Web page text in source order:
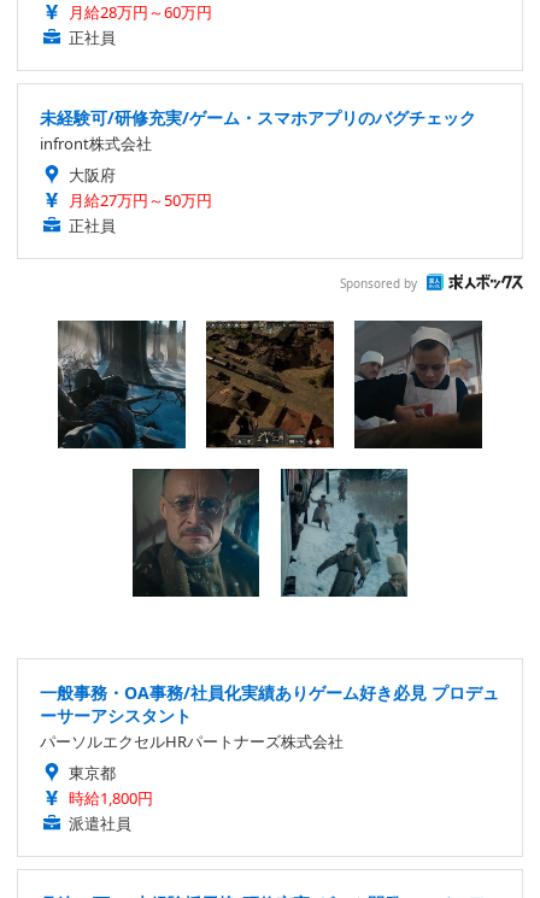
月給28万円～60万円
正社員
未経験可/研修充実/ゲーム・スマホアプリのバグチェック
infront株式会社
大阪府
月給27万円～50万円
正社員
Sponsored by
一般事務・OA事務/社員化実績ありゲーム好き必見 プロデュ
ーサーアシスタント
パーソルエクセルHRパートナーズ株式会社
東京都
時給1,800円
派遣社員